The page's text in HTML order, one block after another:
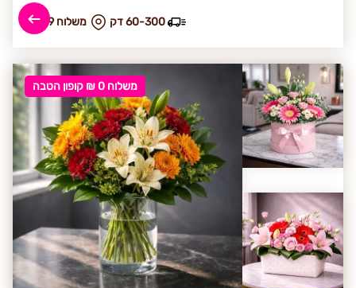
₪ משלוח 49 60-300 דק
משלוח 0 ₪ קופון הטבה